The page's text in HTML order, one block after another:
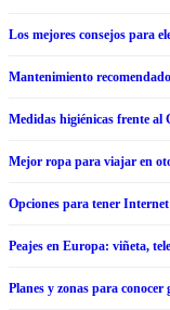
Los mejores consejos para
Mantenimiento
Medidas higiénicas frente al
Mejor ropa para viajar en
Opciones para tener
Peajes en Europa: viñeta,
Planes y zonas para conocer